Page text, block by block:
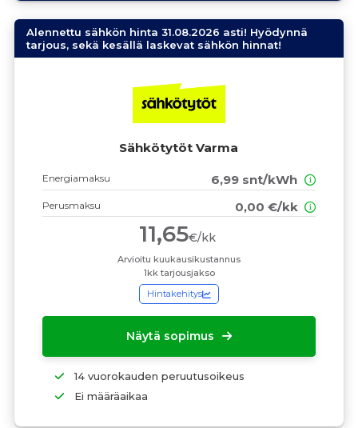
Alennettu sähkön hinta 31.08.2026 asti! Hyödynnä
tarjous, sekä kesällä laskevat sähkön hinnat!
Sähkötytöt Varma
Energiamaksu 6,99 snt/kWh
Perusmaksu 0,00 €/kk
11,65€/kk
Arvioitu kuukausikustannus
1kk tarjousjakso
Hintakehitys
Näytä sopimus
14 vuorokauden peruutusoikeus
Ei määräaikaa